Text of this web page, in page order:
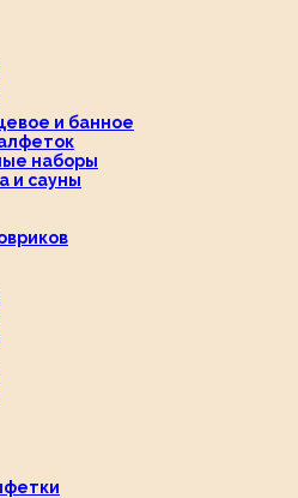
и банное
наборы
и сауны